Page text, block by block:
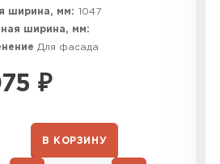
ширина, мм: 1047
ширина, мм:
Для фасада
₽
В КОРЗИНУ